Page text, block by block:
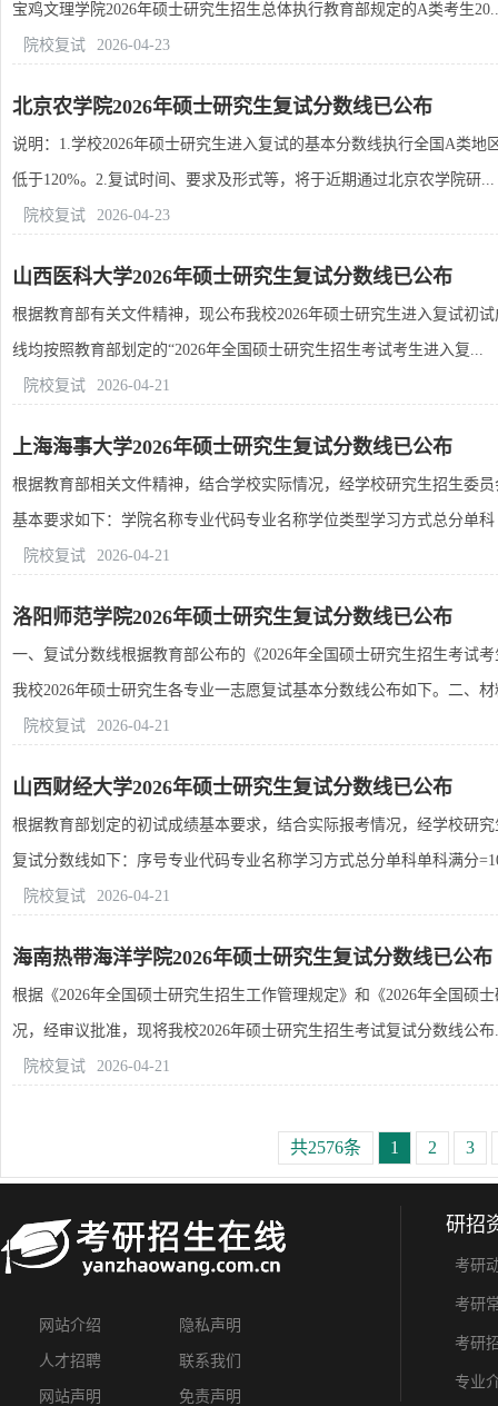
宝鸡文理学院2026年硕士研究生招生总体执行教育部规定的A类考生
院校复试 2026-04-23
北京农学院2026年硕士研究生复试分数线已公布
说明：1.学校2026年硕士研究生进入复试的基本分数线执行全国A类
低于120%。2.复试时间、要求及形式等，将于近期通过北京农学院研...
院校复试 2026-04-23
山西医科大学2026年硕士研究生复试分数线已公布
根据教育部有关文件精神，现公布我校2026年硕士研究生进入复试初
线均按照教育部划定的“2026年全国硕士研究生招生考试考生进入复...
院校复试 2026-04-21
上海海事大学2026年硕士研究生复试分数线已公布
根据教育部相关文件精神，结合学校实际情况，经学校研究生招生委
基本要求如下：学院名称专业代码专业名称学位类型学习方式总分单
院校复试 2026-04-21
洛阳师范学院2026年硕士研究生复试分数线已公布
一、复试分数线根据教育部公布的《2026年全国硕士研究生招生考试
我校2026年硕士研究生各专业一志愿复试基本分数线公布如下。二、
院校复试 2026-04-21
山西财经大学2026年硕士研究生复试分数线已公布
根据教育部划定的初试成绩基本要求，结合实际报考情况，经学校研
复试分数线如下：序号专业代码专业名称学习方式总分单科单科满分
院校复试 2026-04-21
海南热带海洋学院2026年硕士研究生复试分数线已公布
根据《2026年全国硕士研究生招生工作管理规定》和《2026年全国硕
况，经审议批准，现将我校2026年硕士研究生招生考试复试分数线公布
院校复试 2026-04-21
共2576条 1 2 3
网站介绍 隐私声明
人才招聘 联系我们
网站声明 免责声明
研招
考研
考研
考研
专业